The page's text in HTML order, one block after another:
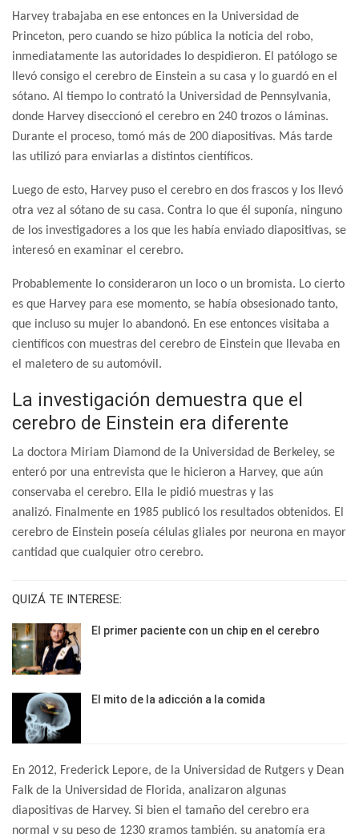
Harvey trabajaba en ese entonces en la Universidad de
Princeton, pero cuando se hizo pública la noticia del robo,
inmediatamente las autoridades lo despidieron. El patólogo se
llevó consigo el cerebro de Einstein a su casa y lo guardó en el
sótano. Al tiempo lo contrató la Universidad de Pennsylvania,
donde Harvey diseccionó el cerebro en 240 trozos o láminas.
Durante el proceso, tomó más de 200 diapositivas. Más tarde
las utilizó para enviarlas a distintos científicos.
Luego de esto, Harvey puso el cerebro en dos frascos y los llevó
otra vez al sótano de su casa. Contra lo que él suponía, ninguno
de los investigadores a los que les había enviado diapositivas, se
interesó en examinar el cerebro.
Probablemente lo consideraron un loco o un bromista. Lo cierto
es que Harvey para ese momento, se había obsesionado tanto,
que incluso su mujer lo abandonó. En ese entonces visitaba a
científicos con muestras del cerebro de Einstein que llevaba en
el maletero de su automóvil.
La investigación demuestra que el
cerebro de Einstein era diferente
La doctora Miriam Diamond de la Universidad de Berkeley, se
enteró por una entrevista que le hicieron a Harvey, que aún
conservaba el cerebro. Ella le pidió muestras y las
analizó. Finalmente en 1985 publicó los resultados obtenidos. El
cerebro de Einstein poseía células gliales por neurona en mayor
cantidad que cualquier otro cerebro.
QUIZÁ TE INTERESE:
El primer paciente con un chip en el cerebro
El mito de la adicción a la comida
En 2012, Frederick Lepore, de la Universidad de Rutgers y Dean
Falk de la Universidad de Florida, analizaron algunas
diapositivas de Harvey. Si bien el tamaño del cerebro era
normal y su peso de 1230 gramos también, su anatomía era